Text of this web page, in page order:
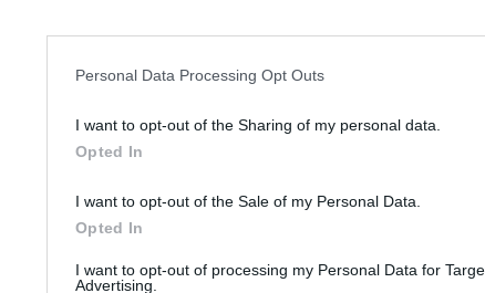
Personal Data Processing Opt Outs
I want to opt-out of the Sharing of my personal data.
Opted In
I want to opt-out of the Sale of my Personal Data.
Opted In
I want to opt-out of processing my Personal Data for
Advertising.